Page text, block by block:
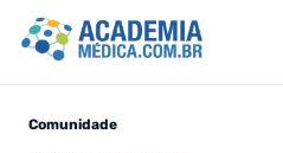
Comunidade